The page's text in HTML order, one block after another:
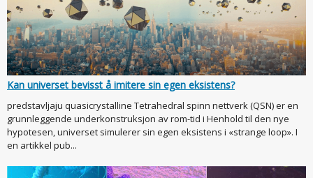
Kan universet bevisst å imitere sin egen eksistens?
predstavljaju quasicrystalline Tetrahedral spinn nettverk (QSN) er en
grunnleggende underkonstruksjon av rom-tid i Henhold til den nye
hypotesen, universet simulerer sin egen eksistens i «strange loop». I
en artikkel pub...